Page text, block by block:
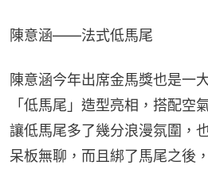
陳意涵——法式低馬尾
陳意涵今年出席金馬獎也是一
「低馬尾」造型亮相，搭配空
讓低馬尾多了幾分浪漫氛圍，
呆板無聊，而且綁了馬尾之後